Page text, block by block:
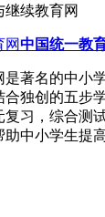
续教育网
中国统一教
是著名的中小
独创的五步
复习，综合测
助中小学生提